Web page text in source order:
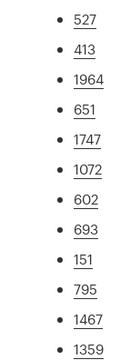
527
413
1964
651
1747
1072
602
693
151
795
1467
1359